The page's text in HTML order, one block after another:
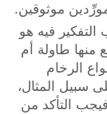
موثوقين.
فيه هو
طاولة أم
الرخام
سبيل المثال،
التأكد من